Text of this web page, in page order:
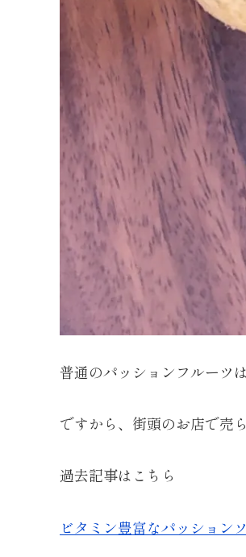
普通のパッションフルーツ
ですから、街頭のお店で売
過去記事はこちら
ビタミン豊富なパッション